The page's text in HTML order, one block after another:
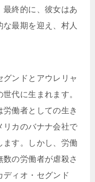
最終的に、彼女はあ
最期を迎え、村人
グンドとアウレリャ
代に生まれます。
働者としての生き
リカのバナナ会社で
す。しかし、労働
の労働者が虐殺さ
ディオ・セグンド